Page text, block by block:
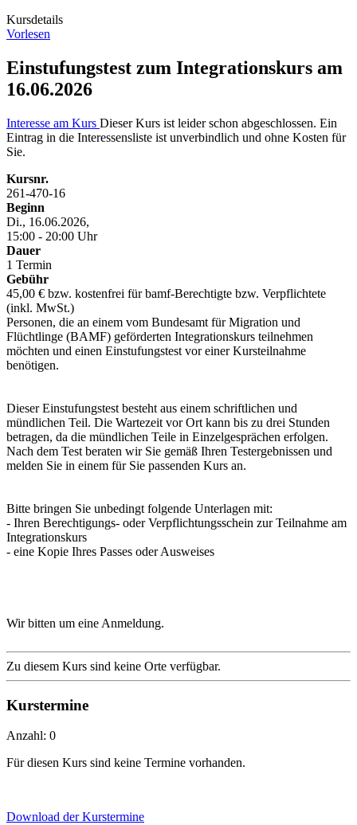
Kursdetails
Vorlesen
Einstufungstest zum Integrationskurs am
16.06.2026
Interesse am Kurs Dieser Kurs ist leider schon abgeschlossen. Ein
Eintrag in die Interessensliste ist unverbindlich und ohne Kosten für
Sie.
Kursnr.
261-470-16
Beginn
Di., 16.06.2026,
15:00 - 20:00 Uhr
Dauer
1 Termin
Gebühr
45,00 € bzw. kostenfrei für bamf-Berechtigte bzw. Verpflichtete
(inkl. MwSt.)
Personen, die an einem vom Bundesamt für Migration und
Flüchtlinge (BAMF) geförderten Integrationskurs teilnehmen
möchten und einen Einstufungstest vor einer Kursteilnahme
benötigen.
Dieser Einstufungstest besteht aus einem schriftlichen und
mündlichen Teil. Die Wartezeit vor Ort kann bis zu drei Stunden
betragen, da die mündlichen Teile in Einzelgesprächen erfolgen.
Nach dem Test beraten wir Sie gemäß Ihren Testergebnissen und
melden Sie in einem für Sie passenden Kurs an.
Bitte bringen Sie unbedingt folgende Unterlagen mit:
- Ihren Berechtigungs- oder Verpflichtungsschein zur Teilnahme am
Integrationskurs
- eine Kopie Ihres Passes oder Ausweises
Wir bitten um eine Anmeldung.
Zu diesem Kurs sind keine Orte verfügbar.
Kurstermine
Anzahl: 0
Für diesen Kurs sind keine Termine vorhanden.
Download der Kurstermine